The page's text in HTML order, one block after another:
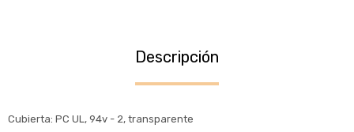
Descripción
Cubierta: PC UL, 94v - 2, transparente